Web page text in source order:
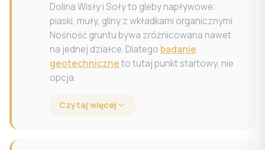
Dolina Wisły i Soły to gleby napływowe:
piaski, muły, gliny z wkładkami organicznymi.
Nośność gruntu bywa zróżnicowana nawet
na jednej działce. Dlatego badanie
geotechniczneto tutaj punkt startowy, nie
opcja.
Czytaj więcej